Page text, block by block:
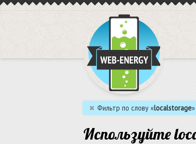
✖ Фильтр по слову «localstorage»
Используйте